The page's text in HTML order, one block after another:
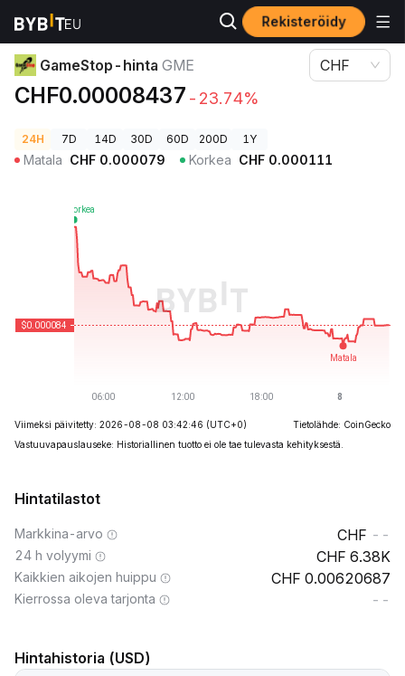
Rekisteröidy
Kryptohinnat
GameStop-hinta GME
CHF0.00008437 -23.74%
CHF
24H 7D 14D 30D 60D 200D 1Y
Matala CHF 0.000079 Korkea CHF 0.000111
Viimeksi päivitetty: 2026-08-08 03:42:46 (UTC+0)
Tietolähde: CoinGecko
Vastuuvapauslauseke: Historiallinen tuotto ei ole tae tulevasta kehityksestä.
Hintatilastot
Markkina-arvo --
24 h volyymi 6.38K
Kaikkien aikojen huippu 0.00620687
Kierrossa oleva tarjonta --
Hintahistoria (USD)